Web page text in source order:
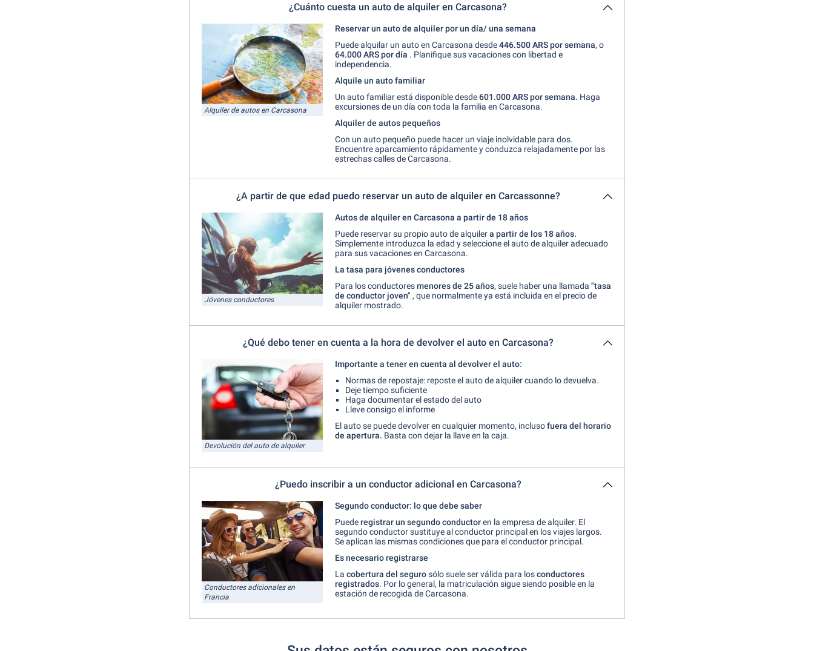
¿Cuánto cuesta un auto de alquiler en Carcasona?
Alquiler de autos en Carcasona
Reservar un auto de alquiler por un día/ una semana
Puede alquilar un auto en Carcasona desde446.500 ARS por semana, o
64.000 ARS por día . Planifique sus vacaciones con libertad e
independencia.
Alquile un auto familiar
Un auto familiar está disponible desde601.000 ARS por semana. Haga
excursiones de un día con toda la familia en Carcasona.
Alquiler de autos pequeños
Con un auto pequeño puede hacer un viaje inolvidable para dos.
Encuentre aparcamiento rápidamente y conduzca relajadamente por las
estrechas calles de Carcasona.
¿A partir de que edad puedo reservar un auto de alquiler en Carcassonne?
Jóvenes conductores
Autos de alquiler en Carcasona a partir de 18 años
Puede reservar su propio auto de alquilera partir de los 18 años.
Simplemente introduzca la edad y seleccione el auto de alquiler adecuado
para sus vacaciones en Carcasona.
La tasa para jóvenes conductores
Para los conductoresmenores de 25años, suele haber una llamada "tasa
de conductor joven" , que normalmente ya está incluida en el precio de
alquiler mostrado.
¿Qué debo tener en cuenta a la hora de devolver el auto en Carcasona?
Devolución del auto de alquiler
Importante a tener en cuenta al devolver el auto:
Normas de repostaje: reposte el auto de alquiler cuando lo devuelva.
Deje tiempo suficiente
Haga documentar el estado del auto
Lleve consigo el informe
El auto se puede devolver en cualquier momento, inclusofuera del horario
de apertura. Basta con dejar la llave en la caja.
¿Puedo inscribir a un conductor adicional en Carcasona?
Conductores adicionales en
Francia
Segundo conductor: lo que debe saber
Puederegistrarun segundo conductoren la empresa de alquiler. El
segundo conductor sustituye al conductor principal en los viajes largos.
Se aplican las mismas condiciones que para el conductor principal.
Es necesario registrarse
La cobertura del segurosólo suele ser válida para losconductores
registrados. Por lo general, la matriculación sigue siendo posible en la
estación de recogida de Carcasona.